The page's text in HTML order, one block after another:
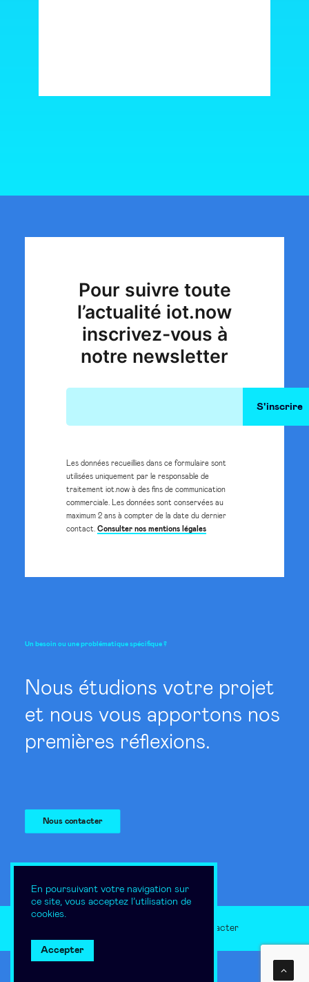
Pour suivre toute
l’actualité iot.now
inscrivez-vous à
notre newsletter
Les données recueillies dans ce formulaire sont
utilisées uniquement par le responsable de
traitement iot.now à des fins de communication
commerciale. Les données sont conservées au
maximum 2 ans à compter de la date du dernier
contact. Consulter nos mentions légales
Un besoin ou une problématique spécifique ?
Nous étudions votre projet
et nous vous apportons nos
premières réflexions.
Nous contacter
Nous contacter
En poursuivant votre navigation sur
ce site, vous acceptez l’utilisation de
cookies.
Accepter